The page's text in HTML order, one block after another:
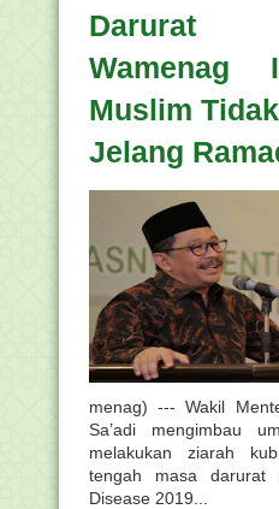
Darurat
Wamenag
Muslim
Jelang
menag) --- Wakil
Sa’adi mengimbau
melakukan ziarah
tengah masa darurat
Disease 2019...